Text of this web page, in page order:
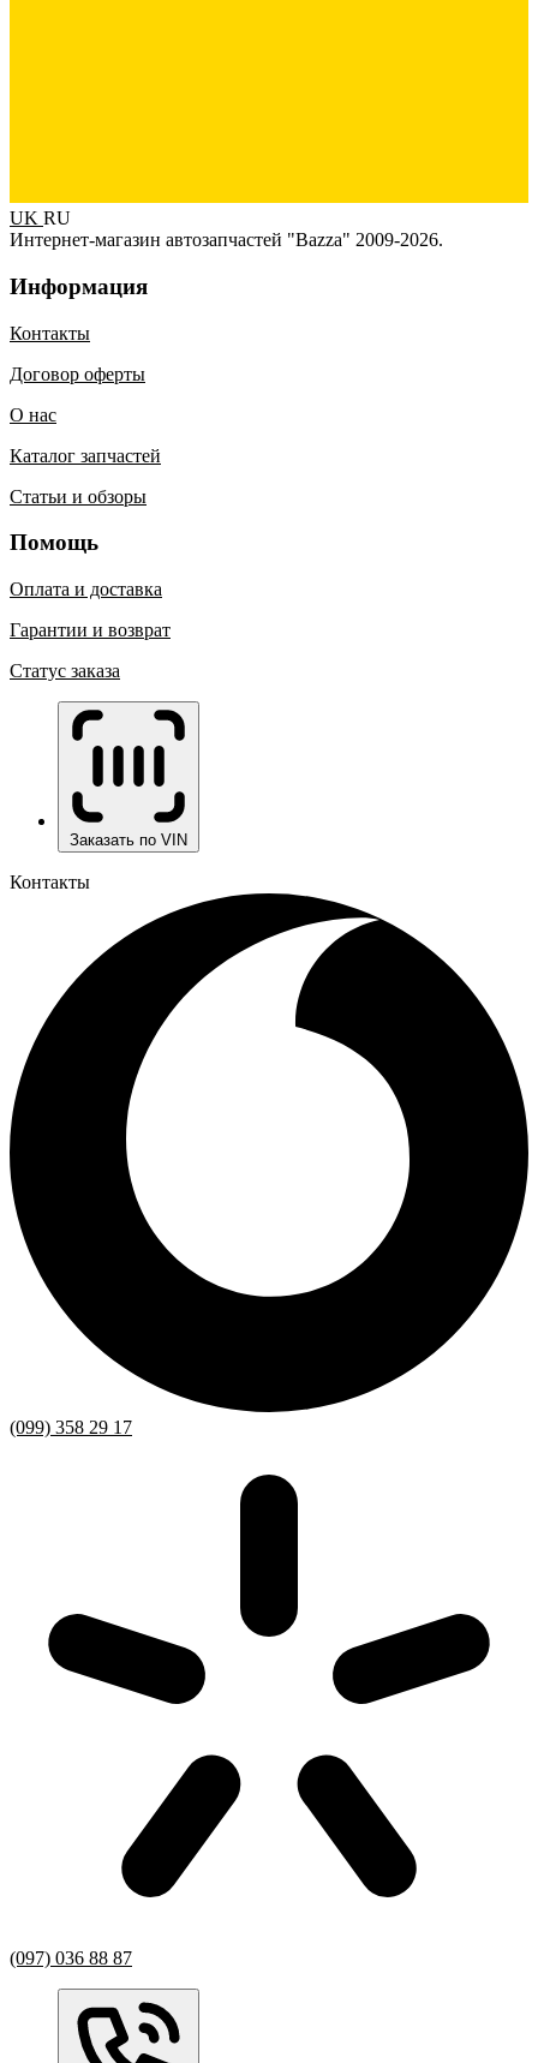
UK RU
Интернет-магазин автозапчастей "Bazza" 2009-2026.
Информация
Контакты
Договор оферты
О нас
Каталог запчастей
Статьи и обзоры
Помощь
Оплата и доставка
Гарантии и возврат
Статус заказа
Заказать по VIN
Контакты
(099) 358 29 17
(097) 036 88 87